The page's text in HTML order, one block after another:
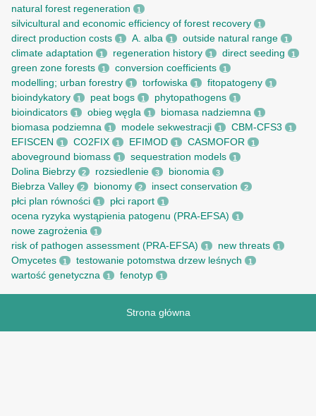
natural forest regeneration 1
silvicultural and economic efficiency of forest recovery 1
direct production costs 1 A. alba 1 outside natural range 1
climate adaptation 1 regeneration history 1 direct seeding 1
green zone forests 1 conversion coefficients 1
modelling; urban forestry 1 torfowiska 1 fitopatogeny 1
bioindykatory 1 peat bogs 1 phytopathogens 1
bioindicators 1 obieg węgla 1 biomasa nadziemna 1
biomasa podziemna 1 modele sekwestracji 1 CBM-CFS3 1
EFISCEN 1 CO2FIX 1 EFIMOD 1 CASMOFOR 1
aboveground biomass 1 sequestration models 1
Dolina Biebrzy 2 rozsiedlenie 3 bionomia 3
Biebrza Valley 2 bionomy 2 insect conservation 2
płci plan równości 1 płci raport 1
ocena ryzyka wystąpienia patogenu (PRA-EFSA) 1
nowe zagrożenia 1
risk of pathogen assessment (PRA-EFSA) 1 new threats 1
Omycetes 1 testowanie potomstwa drzew leśnych 1
wartość genetyczna 1 fenotyp 1
Strona główna